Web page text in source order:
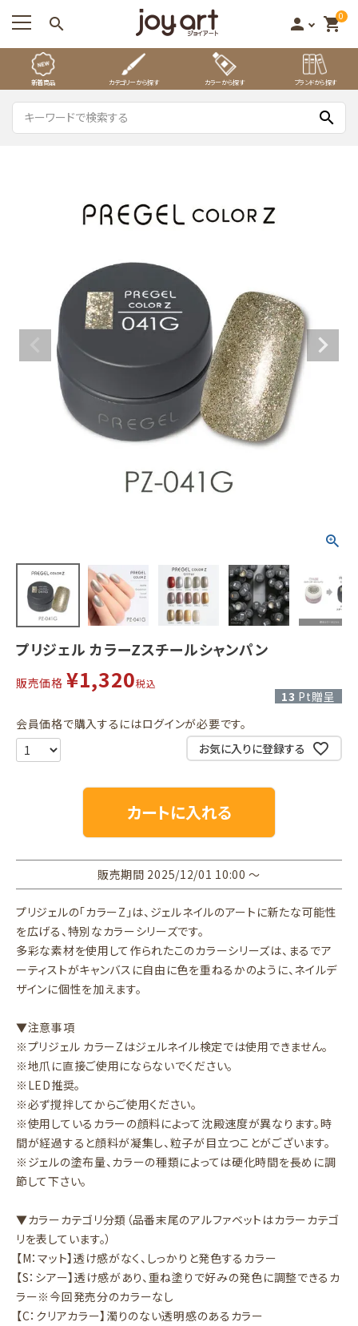
search person 0
shopping_cart
新着商品 カテゴリーから探す カラーから探す ブランドから探す
search
プリジェル カラーZスチールシャンパン
販売価格 ¥1,320税込
13 Pt贈呈
会員価格で購入するにはログインが必要です。
お気に入りに登録する
カートに入れる
販売期間 2025/12/01 10:00〜
プリジェルの「カラーZ」は、ジェルネイルのアートに新たな可能性
を広げる、特別なカラーシリーズです。
多彩な素材を使用して作られたこのカラーシリーズは、まるでア
ーティストがキャンバスに自由に色を重ねるかのように、ネイルデ
ザインに個性を加えます。
▼注意事項
※プリジェル カラーZはジェルネイル検定では使用できません。
※地爪に直接ご使用にならないでください。
※LED推奨。
※必ず撹拌してからご使用ください。
※使用しているカラーの顔料によって沈殿速度が異なります。時
間が経過すると顔料が凝集し、粒子が目立つことがございます。
※ジェルの塗布量、カラーの種類によっては硬化時間を長めに調
節して下さい。
▼カラーカテゴリ分類（品番末尾のアルファベットはカラーカテゴ
リを表しています。）
【M：マット】透け感がなく、しっかりと発色するカラー
【S：シアー】透け感があり、重ね塗りで好みの発色に調整できるカ
ラー※今回発売分のカラーなし
【C：クリアカラー】濁りのない透明感のあるカラー